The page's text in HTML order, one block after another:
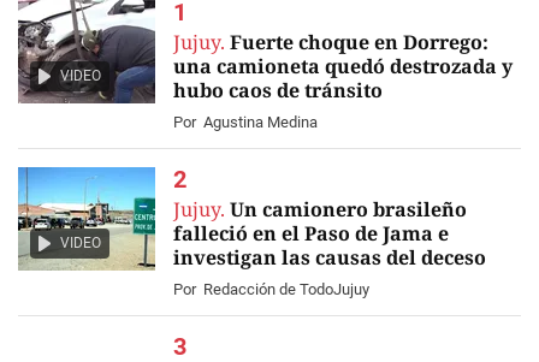
VIDEO
Jujuy. Fuerte choque en Dorrego:
una camioneta quedó destrozada y
hubo caos de tránsito
Por Agustina Medina
VIDEO
Jujuy. Un camionero brasileño
falleció en el Paso de Jama e
investigan las causas del deceso
Por Redacción de TodoJujuy